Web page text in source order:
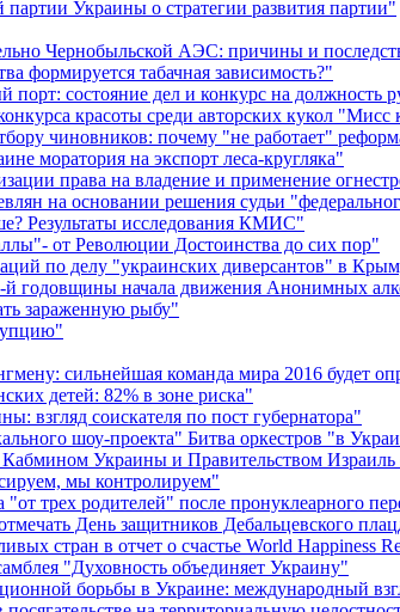
Украины о стратегии развития партии"
Чернобыльской АЭС: причины и
формируется табачная зависимость?"
состояние дел и конкурс на должность
красоты среди авторских кукол "Мисс
чиновников: почему "не работает"
моратория на экспорт леса-кругляка"
права на владение и применение
на основании решения судьи
Результаты исследования КМИС"
от Революции Достоинства до сих пор"
по делу "украинских диверсантов" в
годовщины начала движения Анонимных
зараженную рыбу"
сильнейшая команда мира 2016 будет
детей: 82% в зоне риска"
взгляд соискателя по пост губернатора"
шоу-проекта" Битва оркестров "в
Украины и Правительством Израиль
мы контролируем"
трех родителей" после пронуклеарного
День защитников Дебальцевского
стран в отчет о счастье World Happiness
"Духовность объединяет Украину"
борьбы в Украине: международный